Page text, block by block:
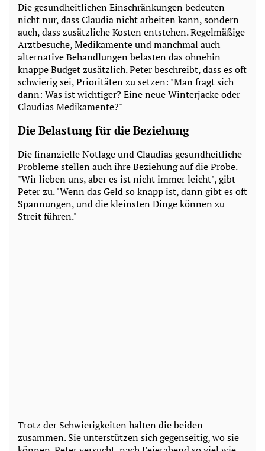
Die gesundheitlichen Einschränkungen bedeuten
nicht nur, dass Claudia nicht arbeiten kann, sondern
auch, dass zusätzliche Kosten entstehen. Regelmäßige
Arztbesuche, Medikamente und manchmal auch
alternative Behandlungen belasten das ohnehin
knappe Budget zusätzlich. Peter beschreibt, dass es oft
schwierig sei, Prioritäten zu setzen: "Man fragt sich
dann: Was ist wichtiger? Eine neue Winterjacke oder
Claudias Medikamente?"
Die Belastung für die Beziehung
Die finanzielle Notlage und Claudias gesundheitliche
Probleme stellen auch ihre Beziehung auf die Probe.
"Wir lieben uns, aber es ist nicht immer leicht", gibt
Peter zu. "Wenn das Geld so knapp ist, dann gibt es oft
Spannungen, und die kleinsten Dinge können zu
Streit führen."
Trotz der Schwierigkeiten halten die beiden
zusammen. Sie unterstützen sich gegenseitig, wo sie